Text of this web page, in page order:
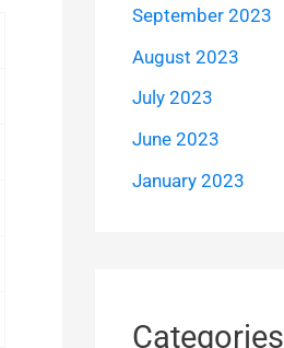
September 2023
August 2023
July 2023
June 2023
January 2023
Categories